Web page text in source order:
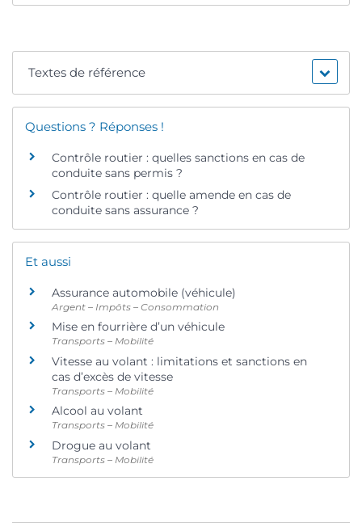
Textes de référence
Questions ? Réponses !
Contrôle routier : quelles sanctions en cas de
conduite sans permis ?
Contrôle routier : quelle amende en cas de
conduite sans assurance ?
Et aussi
Assurance automobile (véhicule)
Argent – Impôts – Consommation
Mise en fourrière d’un véhicule
Transports – Mobilité
Vitesse au volant : limitations et sanctions en
cas d’excès de vitesse
Transports – Mobilité
Alcool au volant
Transports – Mobilité
Drogue au volant
Transports – Mobilité